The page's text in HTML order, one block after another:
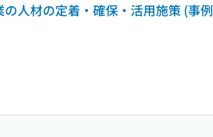
人材の定着・確保・活用施策 (事例